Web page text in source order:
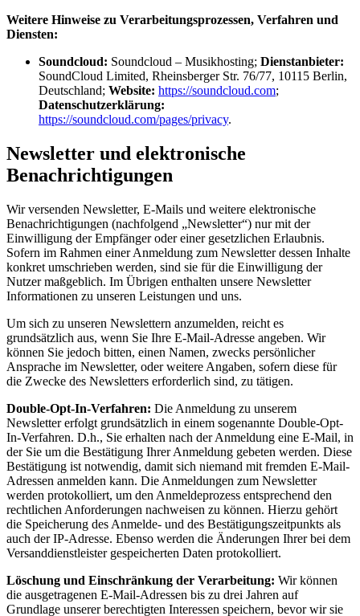
Weitere Hinweise zu Verarbeitungsprozessen, Verfahren und
Diensten:
Soundcloud: Soundcloud – Musikhosting; Dienstanbieter:
SoundCloud Limited, Rheinsberger Str. 76/77, 10115 Berlin,
Deutschland; Website: https://soundcloud.com;
Datenschutzerklärung:
https://soundcloud.com/pages/privacy.
Newsletter und elektronische
Benachrichtigungen
Wir versenden Newsletter, E‑Mails und weitere elektronische
Benachrichtigungen (nachfolgend „Newsletter“) nur mit der
Einwilligung der Empfänger oder einer gesetzlichen Erlaubnis.
Sofern im Rahmen einer Anmeldung zum Newsletter dessen Inhalte
konkret umschrieben werden, sind sie für die Einwilligung der
Nutzer maßgeblich. Im Übrigen enthalten unsere Newsletter
Informationen zu unseren Leistungen und uns.
Um sich zu unseren Newslettern anzumelden, reicht es
grundsätzlich aus, wenn Sie Ihre E‑Mail-Adresse angeben. Wir
können Sie jedoch bitten, einen Namen, zwecks persönlicher
Ansprache im Newsletter, oder weitere Angaben, sofern diese für
die Zwecke des Newsletters erforderlich sind, zu tätigen.
Double-Opt-In-Verfahren: Die Anmeldung zu unserem
Newsletter erfolgt grundsätzlich in einem sogenannte Double-Opt-
In-Verfahren. D.h., Sie erhalten nach der Anmeldung eine E‑Mail, in
der Sie um die Bestätigung Ihrer Anmeldung gebeten werden. Diese
Bestätigung ist notwendig, damit sich niemand mit fremden E‑Mail-
Adressen anmelden kann. Die Anmeldungen zum Newsletter
werden protokolliert, um den Anmeldeprozess entsprechend den
rechtlichen Anforderungen nachweisen zu können. Hierzu gehört
die Speicherung des Anmelde- und des Bestätigungszeitpunkts als
auch der IP-Adresse. Ebenso werden die Änderungen Ihrer bei dem
Versanddienstleister gespeicherten Daten protokolliert.
Löschung und Einschränkung der Verarbeitung: Wir können
die ausgetragenen E‑Mail-Adressen bis zu drei Jahren auf
Grundlage unserer berechtigten Interessen speichern, bevor wir sie